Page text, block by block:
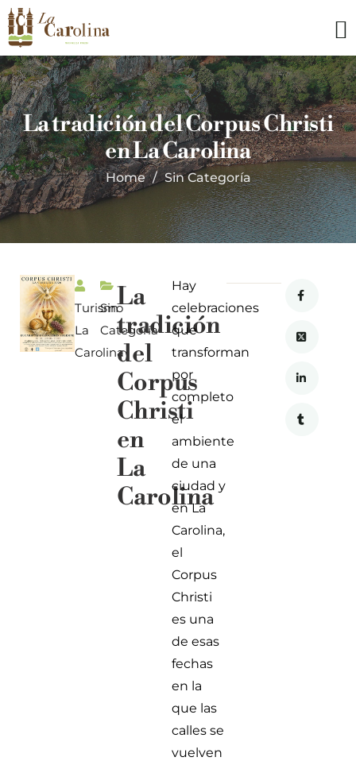
La tradición del Corpus Christi
en La Carolina
Home Sin Categoría
Turismo
La
Carolina
Sin
Categoría
La
tradición
del
Corpus
Christi
en
La
Carolina
Hay
celebraciones
que
transforman
por
completo
el
ambiente
de una
ciudad y
en La
Carolina,
el
Corpus
Christi
es una
de esas
fechas
en la
que las
calles se
vuelven